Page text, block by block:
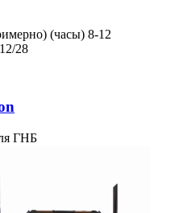
(часы) 8-12
12/28
ГНБ